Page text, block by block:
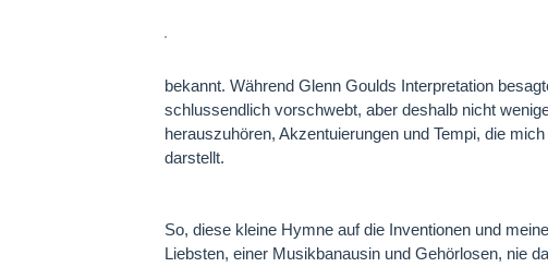
bekannt. Während Glenn Goulds Interpretation
schlussendlich vorschwebt, aber deshalb nicht
herauszuhören, Akzentuierungen und Tempi, die
darstellt.
So, diese kleine Hymne auf die Inventionen und
Liebsten, einer Musikbanausin und Gehörlosen, nie